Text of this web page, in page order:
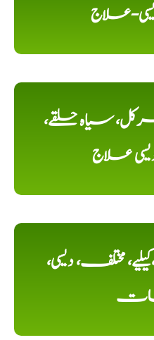
علاج
سیاہ حلقے،
علاج
مختلف، دیسی،